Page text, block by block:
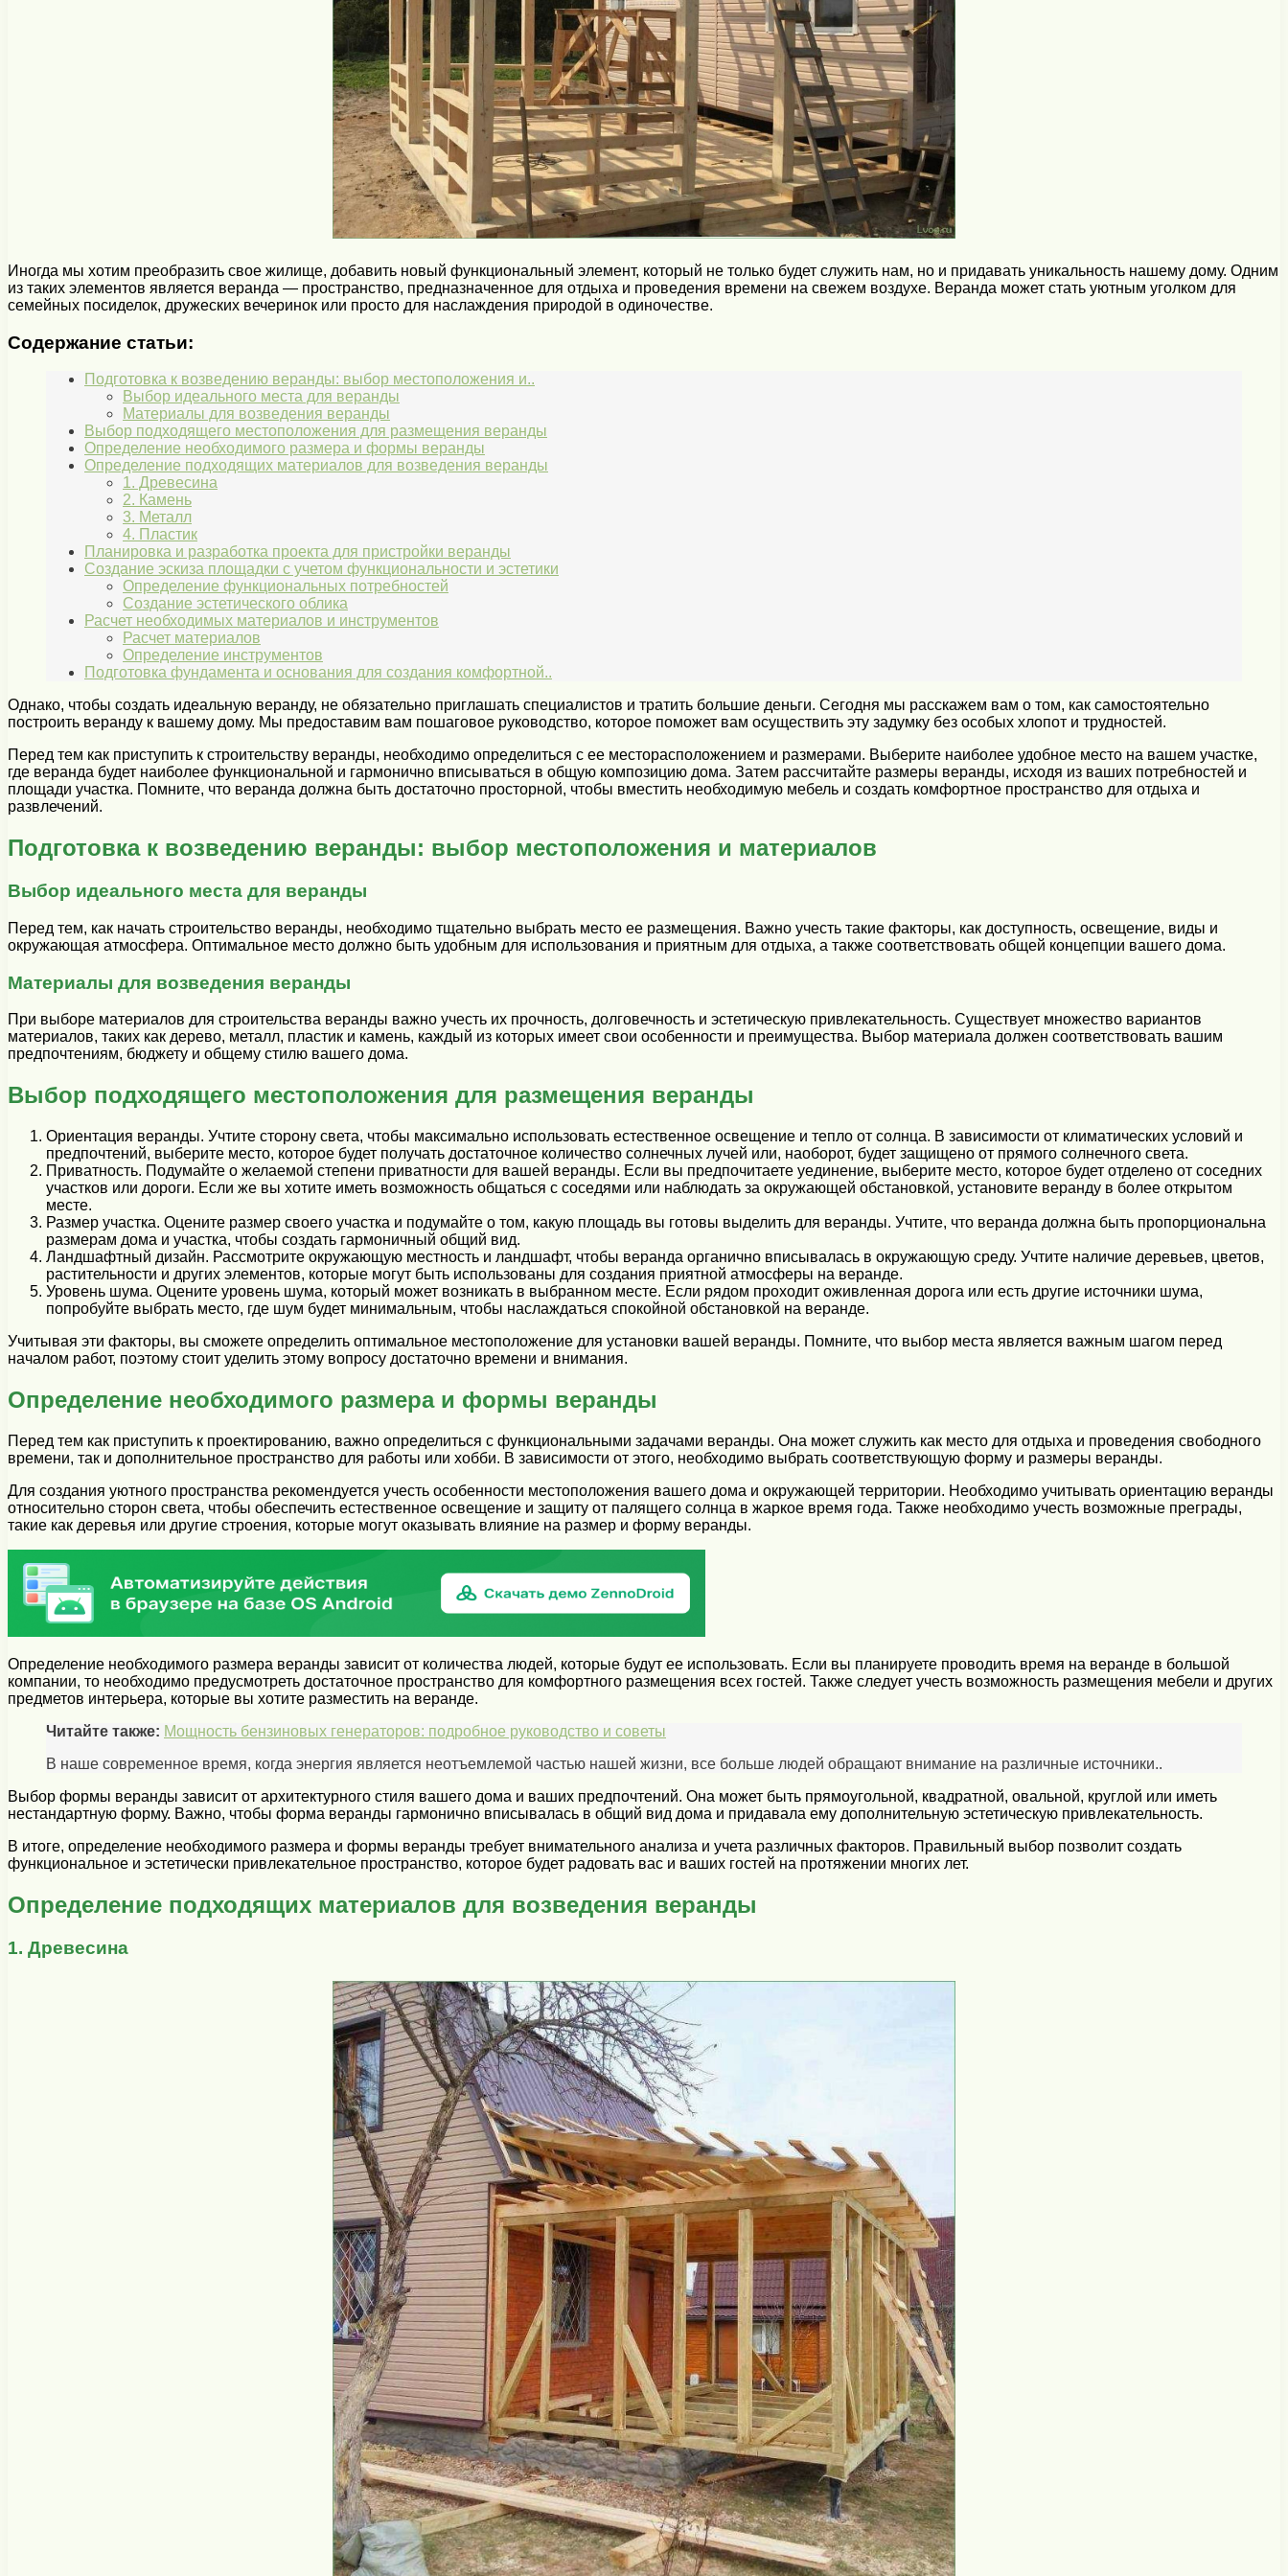
Иногда мы хотим преобразить свое жилище, добавить новый функциональный элемент, который не только будет служить нам, но и придавать уникальность нашему дому. Одним
из таких элементов является веранда — пространство, предназначенное для отдыха и проведения времени на свежем воздухе. Веранда может стать уютным уголком для
семейных посиделок, дружеских вечеринок или просто для наслаждения природой в одиночестве.
Содержание статьи:
Подготовка к возведению веранды: выбор местоположения и..
Выбор идеального места для веранды
Материалы для возведения веранды
Выбор подходящего местоположения для размещения веранды
Определение необходимого размера и формы веранды
Определение подходящих материалов для возведения веранды
1. Древесина
2. Камень
3. Металл
4. Пластик
Планировка и разработка проекта для пристройки веранды
Создание эскиза площадки с учетом функциональности и эстетики
Определение функциональных потребностей
Создание эстетического облика
Расчет необходимых материалов и инструментов
Расчет материалов
Определение инструментов
Подготовка фундамента и основания для создания комфортной..
Однако, чтобы создать идеальную веранду, не обязательно приглашать специалистов и тратить большие деньги. Сегодня мы расскажем вам о том, как самостоятельно
построить веранду к вашему дому. Мы предоставим вам пошаговое руководство, которое поможет вам осуществить эту задумку без особых хлопот и трудностей.
Перед тем как приступить к строительству веранды, необходимо определиться с ее месторасположением и размерами. Выберите наиболее удобное место на вашем участке,
где веранда будет наиболее функциональной и гармонично вписываться в общую композицию дома. Затем рассчитайте размеры веранды, исходя из ваших потребностей и
площади участка. Помните, что веранда должна быть достаточно просторной, чтобы вместить необходимую мебель и создать комфортное пространство для отдыха и
развлечений.
Подготовка к возведению веранды: выбор местоположения и материалов
Выбор идеального места для веранды
Перед тем, как начать строительство веранды, необходимо тщательно выбрать место ее размещения. Важно учесть такие факторы, как доступность, освещение, виды и
окружающая атмосфера. Оптимальное место должно быть удобным для использования и приятным для отдыха, а также соответствовать общей концепции вашего дома.
Материалы для возведения веранды
При выборе материалов для строительства веранды важно учесть их прочность, долговечность и эстетическую привлекательность. Существует множество вариантов
материалов, таких как дерево, металл, пластик и камень, каждый из которых имеет свои особенности и преимущества. Выбор материала должен соответствовать вашим
предпочтениям, бюджету и общему стилю вашего дома.
Выбор подходящего местоположения для размещения веранды
Ориентация веранды. Учтите сторону света, чтобы максимально использовать естественное освещение и тепло от солнца. В зависимости от климатических условий и
предпочтений, выберите место, которое будет получать достаточное количество солнечных лучей или, наоборот, будет защищено от прямого солнечного света.
Приватность. Подумайте о желаемой степени приватности для вашей веранды. Если вы предпочитаете уединение, выберите место, которое будет отделено от соседних
участков или дороги. Если же вы хотите иметь возможность общаться с соседями или наблюдать за окружающей обстановкой, установите веранду в более открытом
месте.
Размер участка. Оцените размер своего участка и подумайте о том, какую площадь вы готовы выделить для веранды. Учтите, что веранда должна быть пропорциональна
размерам дома и участка, чтобы создать гармоничный общий вид.
Ландшафтный дизайн. Рассмотрите окружающую местность и ландшафт, чтобы веранда органично вписывалась в окружающую среду. Учтите наличие деревьев, цветов,
растительности и других элементов, которые могут быть использованы для создания приятной атмосферы на веранде.
Уровень шума. Оцените уровень шума, который может возникать в выбранном месте. Если рядом проходит оживленная дорога или есть другие источники шума,
попробуйте выбрать место, где шум будет минимальным, чтобы наслаждаться спокойной обстановкой на веранде.
Учитывая эти факторы, вы сможете определить оптимальное местоположение для установки вашей веранды. Помните, что выбор места является важным шагом перед
началом работ, поэтому стоит уделить этому вопросу достаточно времени и внимания.
Определение необходимого размера и формы веранды
Перед тем как приступить к проектированию, важно определиться с функциональными задачами веранды. Она может служить как место для отдыха и проведения свободного
времени, так и дополнительное пространство для работы или хобби. В зависимости от этого, необходимо выбрать соответствующую форму и размеры веранды.
Для создания уютного пространства рекомендуется учесть особенности местоположения вашего дома и окружающей территории. Необходимо учитывать ориентацию веранды
относительно сторон света, чтобы обеспечить естественное освещение и защиту от палящего солнца в жаркое время года. Также необходимо учесть возможные преграды,
такие как деревья или другие строения, которые могут оказывать влияние на размер и форму веранды.
Определение необходимого размера веранды зависит от количества людей, которые будут ее использовать. Если вы планируете проводить время на веранде в большой
компании, то необходимо предусмотреть достаточное пространство для комфортного размещения всех гостей. Также следует учесть возможность размещения мебели и других
предметов интерьера, которые вы хотите разместить на веранде.
Читайте также: Мощность бензиновых генераторов: подробное руководство и советы
В наше современное время, когда энергия является неотъемлемой частью нашей жизни, все больше людей обращают внимание на различные источники..
Выбор формы веранды зависит от архитектурного стиля вашего дома и ваших предпочтений. Она может быть прямоугольной, квадратной, овальной, круглой или иметь
нестандартную форму. Важно, чтобы форма веранды гармонично вписывалась в общий вид дома и придавала ему дополнительную эстетическую привлекательность.
В итоге, определение необходимого размера и формы веранды требует внимательного анализа и учета различных факторов. Правильный выбор позволит создать
функциональное и эстетически привлекательное пространство, которое будет радовать вас и ваших гостей на протяжении многих лет.
Определение подходящих материалов для возведения веранды
1. Древесина